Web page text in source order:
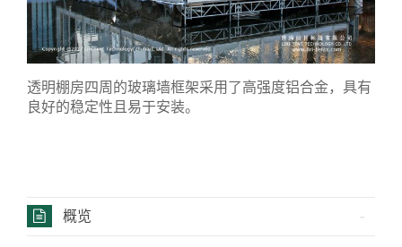
透明棚房四周的玻璃墙框架采用了高强度铝合金，具有
良好的稳定性且易于安装。
概览